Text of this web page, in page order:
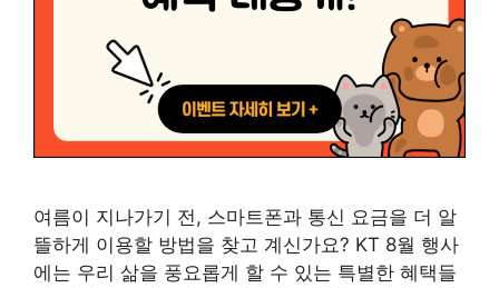
여름이 지나가기 전, 스마트폰과 통신 요금을 더 알
뜰하게 이용할 방법을 찾고 계신가요? KT 8월 행사
에는 우리 삶을 풍요롭게 할 수 있는 특별한 혜택들